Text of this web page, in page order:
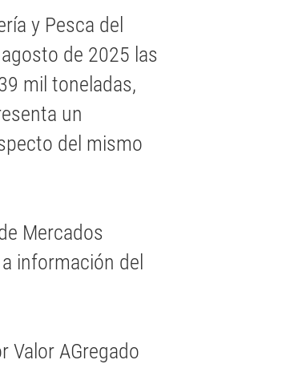
y Pesca del
de 2025 las
mil toneladas,
un
del mismo
Mercados
información del
Valor AGregado